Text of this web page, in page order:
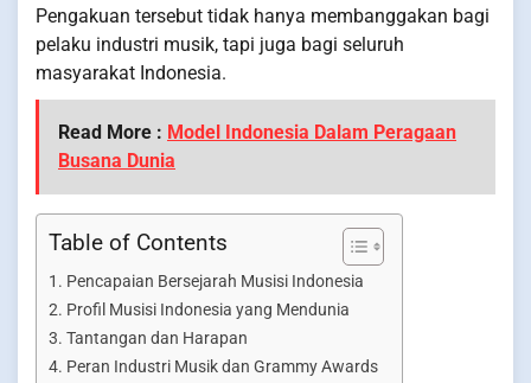
Pengakuan tersebut tidak hanya membanggakan bagi
pelaku industri musik, tapi juga bagi seluruh
masyarakat Indonesia.
Read More : Model Indonesia Dalam Peragaan
Busana Dunia
Table of Contents
Pencapaian Bersejarah Musisi Indonesia
Profil Musisi Indonesia yang Mendunia
Tantangan dan Harapan
Peran Industri Musik dan Grammy Awards